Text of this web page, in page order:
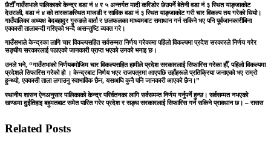
छैटौँ गाउँसभाले पालिकाको केन्द्र वडा नं ४ र ५ अन्तर्गत मादी करिडोर छेउपर्ने बेतेनी वडा नं ३ स्थित याङ्जाकोट
देउराली, वडा नं ४ को तारकाङस्थित माजडी र साविक वडा नं ३ स्थित याङ्जाकोट गरी चार विकल्प तय गरेको थियो।
गाउँपालिका अध्यक्ष बेदबहादुर गुरुङले वार्ता र छलफलका माध्यमबाट समाधान गर्न सकिने भए पनि पूर्वजानकारीबिना
एक्कासी तालाबन्दी गरिएको भन्दै असन्तुष्टि व्यक्त गरे।
गाउँसभाले केन्द्रका लागि चार विकल्पसहित सर्वसम्मत निर्णय गरेकामा पहिलो विकल्पमा प्रदेश सरकारले निर्णय गरेर
सङ्घीय सरकारलाई पठाएको जानकारी प्राप्त भएको उनको भनाइ छ।
उनले भने, “गाउँसभाको निर्णयबमोजिम चार विकल्पसहित हामीले प्रदेश सरकारलाई सिफारिस गरेका हौँ, पहिलो विकल्पमा
प्रदेशले सिफारिस गरेको हो । केन्द्रबाट निर्णय भएर राजपत्रमा आएपछि उहाँहरूले प्रतिक्रिया जनाएको भए राम्रो
हुन्थ्यो, एक्कासी ताला लगाउनु स्वाभाविक छैन, यसअघि कुनै पनि जानकारी आएको छैन।”
स्थानीय शासन ऐनअनुसार पालिकाको केन्द्र परिर्वतनका लागि सर्वसमम्त निर्णय गर्नुपर्ने हुन्छ। सर्वसम्मत नभएको
खण्डमा दुईतिहाइ बहुमतबाट समेत पारित गरेर प्रदेश र सङ्घ सरकारलाई सिफारिस गर्न सकिने प्रावधान छ। – रासस
Related Posts